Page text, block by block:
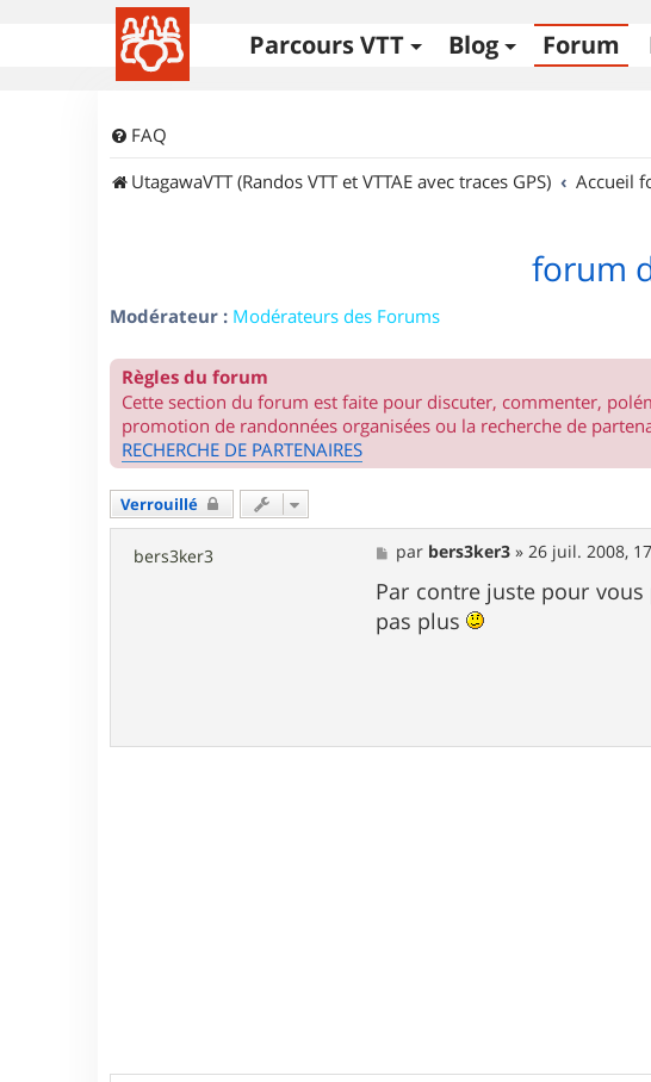
Parcours VTT Blog Forum
FAQ
UtagawaVTT (Randos VTT et VTTAE avec traces GPS)
Accueil
forum
Modérateur : Modérateurs des Forums
Règles du forum
Cette section du forum est faite pour discuter, commenter,
promotion de randonnées organisées ou la recherche de
RECHERCHE DE PARTENAIRES
Verrouillé
bers3ker3
M
e
s
s
a
par bers3ker3 »26 juil. 2008,
Par contre juste pour
pas plus